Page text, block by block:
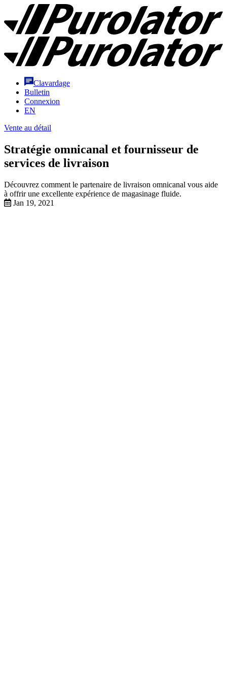
contenu
Purolator
Homepage
Clavardage
Bulletin
Connexion
EN
Vente au détail
Stratégie omnicanal et fournisseur de
services de livraison
Découvrez comment le partenaire de livraison omnicanal vous aide
à offrir une excellente expérience de magasinage fluide.
Jan 19, 2021